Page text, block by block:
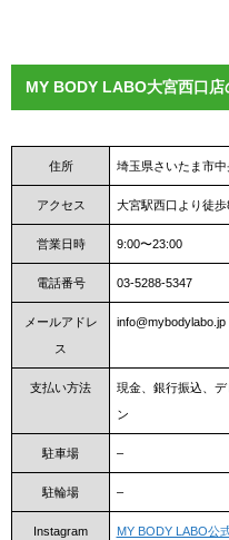
MY BODY LABO大宮西口店
住所 埼玉県さいたま市
アクセス 大宮駅西口より徒歩
営業日時 9:00〜23:00
電話番号 03-5288-5347
メールアドレ
ス
info@mybodylabo.jp
支払い方法
現金、銀行振込、
ン
駐車場 –
駐輪場 –
Instagram MY BODY LABO公